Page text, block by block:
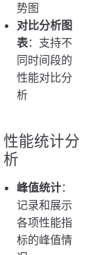
势图
对比分析图
表：支持不
同时间段的
性能对比分
析
性能统计分
析
峰值统计：
记录和展示
各项性能指
标的峰值情